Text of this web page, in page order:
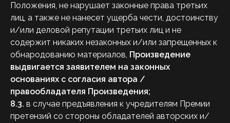
Положения, не нарушает законные права третьих
лиц, а также не нанесет ущерба чести, достоинству
и/или деловой репутации третьих лиц и не
содержит никаких незаконных и/или запрещенных к
обнародованию материалов, Произведение
выдвигается заявителем на законных
основаниях с согласия автора /
правообладателя Произведения;
8.3. в случае предъявления к учредителям Премии
претензий со стороны обладателей авторских и/